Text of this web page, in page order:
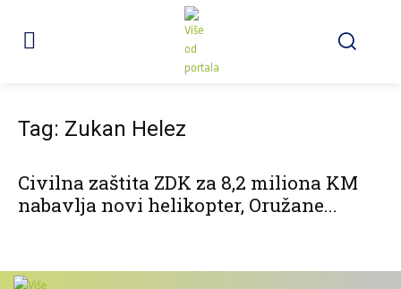
Tag: Zukan Helez
Civilna zaštita ZDK za 8,2 miliona KM
nabavlja novi helikopter, Oružane...